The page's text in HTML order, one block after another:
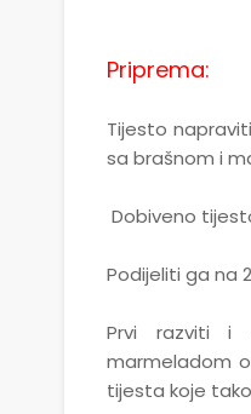
Priprema:
Tijesto
sa brašnom i
Dobiveno
Podijeliti ga na
Prvi razviti i
marmeladom
tijesta koje